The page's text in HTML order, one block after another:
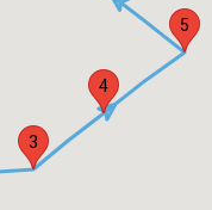
3
4
5